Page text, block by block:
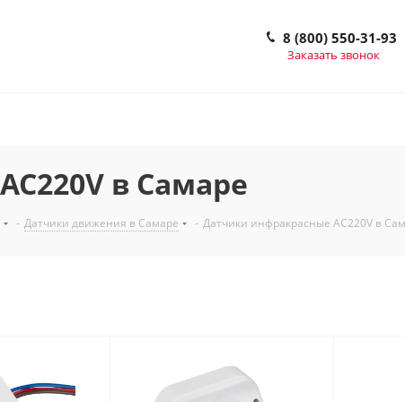
8 (800) 550-31-93
Заказать звонок
в Самаре
- Датчики движения в Самаре - Датчики инфракрасные AC220V в